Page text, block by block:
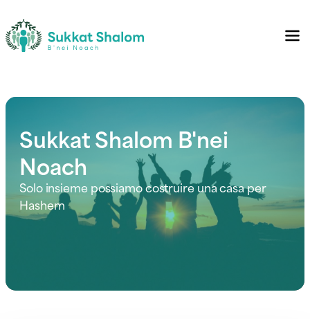
Sukkat Shalom B'nei
Noach
Solo insieme possiamo costruire una casa per
Hashem